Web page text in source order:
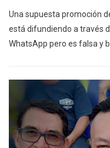
Una supuesta promoción
está difundiendo a través
WhatsApp pero es falsa y